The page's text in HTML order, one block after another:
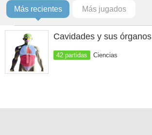
Más recientes Más jugados
Cavidades y sus órganos
42 partidas Ciencias